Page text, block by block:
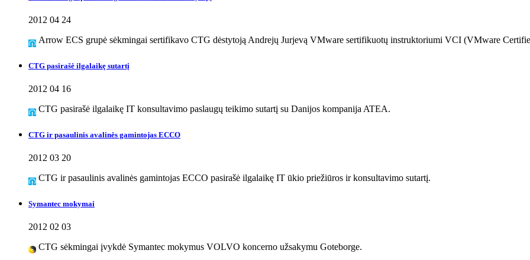
2012 04 24
Arrow ECS grupė sėkmingai sertifikavo CTG dėstytoją Andrejų Jurjevą VMware sertifikuotų instruktoriumi VCI (VMware
CTG pasirašė ilgalaikę sutartį
2012 04 16
CTG pasirašė ilgalaikę IT konsultavimo paslaugų teikimo sutartį su Danijos kompanija ATEA.
CTG ir pasaulinis avalinės gamintojas ECCO
2012 03 20
CTG ir pasaulinis avalinės gamintojas ECCO pasirašė ilgalaikę IT ūkio priežiūros ir konsultavimo sutartį.
Symantec mokymai
2012 02 03
CTG sėkmingai įvykdė Symantec mokymus VOLVO koncerno užsakymu Goteborge.